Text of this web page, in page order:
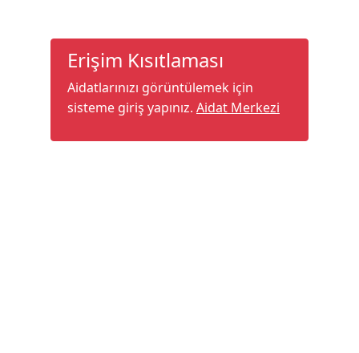
Erişim Kısıtlaması
Aidatlarınızı görüntülemek için
sisteme giriş yapınız. Aidat Merkezi